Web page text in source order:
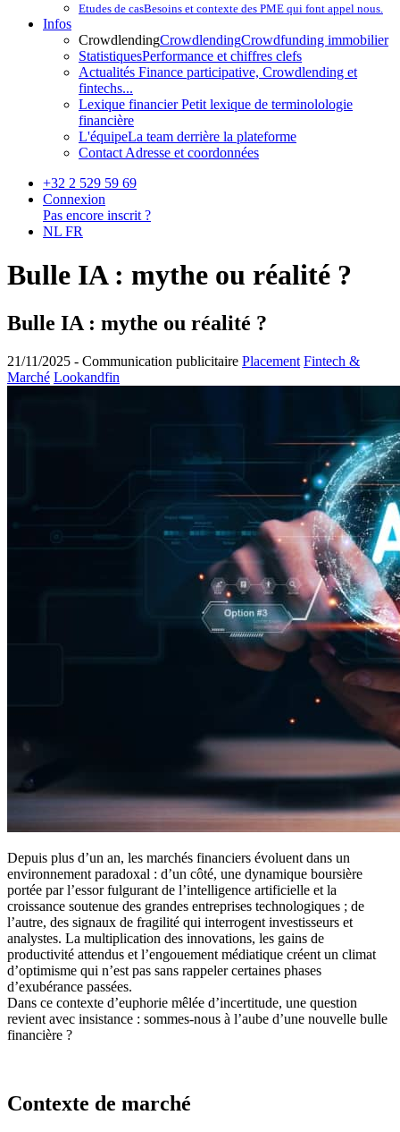
Etudes de casBesoins et contexte des PME qui font appel nous.
Infos
CrowdlendingCrowdlendingCrowdfunding immobilier
StatistiquesPerformance et chiffres clefs
Actualités Finance participative, Crowdlending et
fintechs...
Lexique financierPetit lexique de terminolologie
financière
L'équipeLa team derrière la plateforme
Contact Adresse et coordonnées
+32 2 529 59 69
Connexion
Pas encore inscrit ?
NL FR
Bulle IA : mythe ou réalité ?
Bulle IA : mythe ou réalité ?
21/11/2025 - Communication publicitaire Placement Fintech &
Marché Lookandfin
Depuis plus d’un an, les marchés financiers évoluent dans un
environnement paradoxal : d’un côté, une dynamique boursière
portée par l’essor fulgurant de l’intelligence artificielle et la
croissance soutenue des grandes entreprises technologiques ; de
l’autre, des signaux de fragilité qui interrogent investisseurs et
analystes. La multiplication des innovations, les gains de
productivité attendus et l’engouement médiatique créent un climat
d’optimisme qui n’est pas sans rappeler certaines phases
d’exubérance passées.
Dans ce contexte d’euphorie mêlée d’incertitude, une question
revient avec insistance : sommes-nous à l’aube d’une nouvelle bulle
financière ?
Contexte de marché